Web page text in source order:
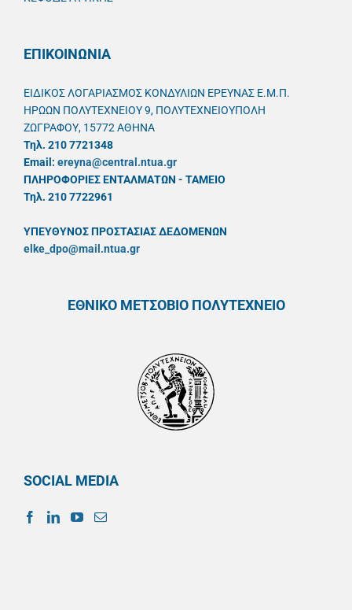
ΕΠΙΚΟΙΝΩΝΙΑ
ΕΙΔΙΚΟΣ ΛΟΓΑΡΙΑΣΜΟΣ ΚΟΝΔΥΛΙΩΝ ΕΡΕΥΝΑΣ Ε.Μ.Π.
ΗΡΩΩΝ ΠΟΛΥΤΕΧΝΕΙΟΥ 9, ΠΟΛΥΤΕΧΝΕΙΟΥΠΟΛΗ
ΖΩΓΡΑΦΟΥ, 15772 ΑΘΗΝΑ
Τηλ. 210 7721348
Email: ereyna@central.ntua.gr
ΠΛΗΡΟΦΟΡΙΕΣ ΕΝΤΑΛΜΑΤΩΝ - ΤΑΜΕΙΟ
Τηλ. 210 7722961
ΥΠΕΥΘYΝΟΣ ΠΡΟΣΤΑΣΙΑΣ ΔΕΔΟΜΕΝΩΝ
elke_dpo@mail.ntua.gr
ΕΘΝΙΚΟ ΜΕΤΣΟΒΙΟ ΠΟΛΥΤΕΧΝΕΙΟ
SOCIAL MEDIA